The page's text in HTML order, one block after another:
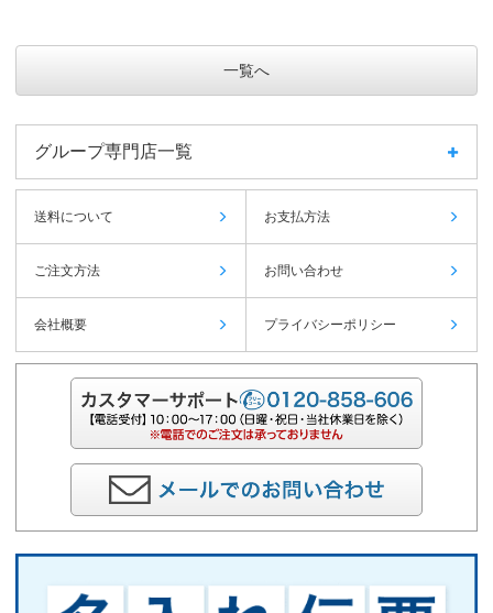
一覧へ
グループ専門店一覧
送料について お支払方法
ご注文方法 お問い合わせ
会社概要 プライバシーポリシー